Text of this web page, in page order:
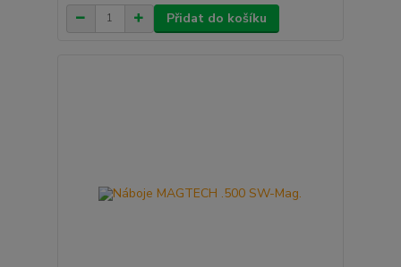
Přidat do košíku